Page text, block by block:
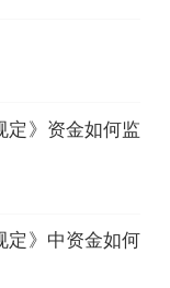
定》资金如何监
定》中资金如何